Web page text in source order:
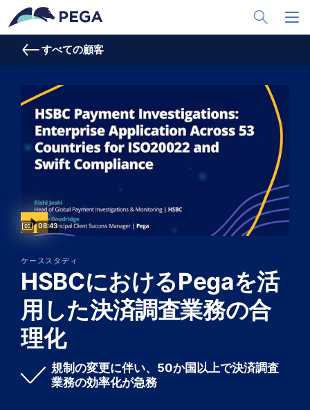
メインコンテンツに飛ぶ
Toggle
すべての顧客
Video duration:
08:43
ケーススタディ
HSBCにおけるPegaを活
用した決済調査業務の合
理化
規制の変更に伴い、50か国以上で決済調査
業務の効率化が急務